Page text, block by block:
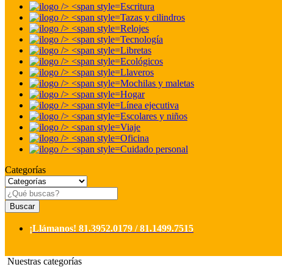
Escritura
Tazas y cilindros
Relojes
Tecnología
Libretas
Ecológicos
Llaveros
Mochilas y maletas
Hogar
Línea ejecutiva
Escolares y niños
Viaje
Oficina
Cuidado personal
Categorías
Buscar
¡Llámanos! 81.3952.0179 / 81.1499.7515
Nuestras categorías